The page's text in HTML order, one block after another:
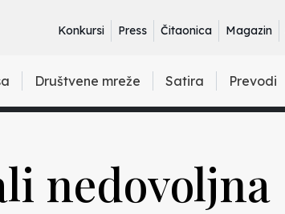
Konkursi Press Čitaonica Magazin
Društvene mreže Satira Prevodi
nedovoljna